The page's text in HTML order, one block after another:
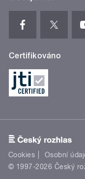
Certifikováno
Cookies Osobní
© 1997-2026 Český